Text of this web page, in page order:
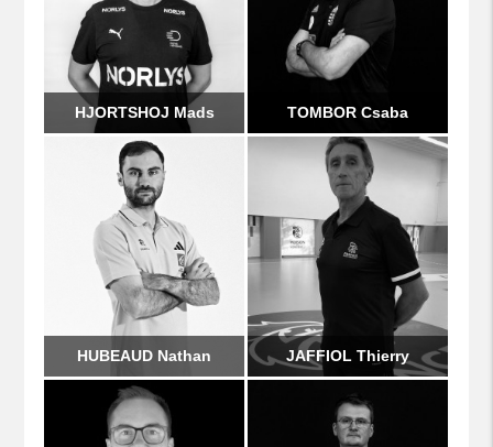
HUBEAUD Nathan
HJORTSHOJ Mads TOMBOR Csaba
JAFFIOL Thierry